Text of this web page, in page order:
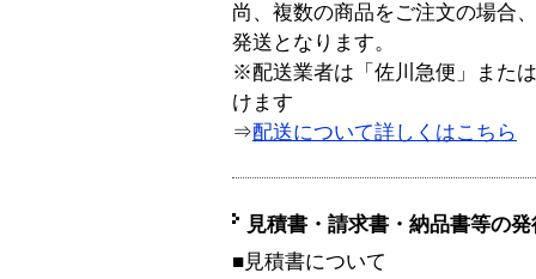
尚、複数の商品をご注文の場合
発送となります。
※配送業者は「佐川急便」また
けます
⇒配送について詳しくはこちら
見積書・請求書・納品書等の
■見積書について